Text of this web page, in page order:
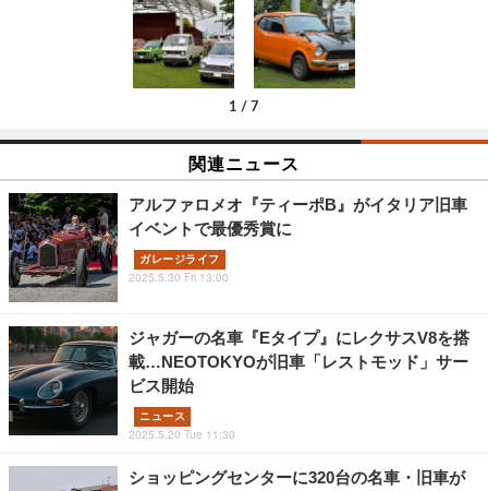
1 / 7
関連ニュース
アルファロメオ『ティーポB』がイタリア旧車
イベントで最優秀賞に
ガレージライフ
2025.5.30 Fri 13:00
ジャガーの名車『Eタイプ』にレクサスV8を搭
載…NEOTOKYOが旧車「レストモッド」サー
ビス開始
ニュース
2025.5.20 Tue 11:30
ショッピングセンターに320台の名車・旧車が